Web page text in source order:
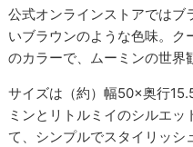
公式オンラインストアではブ
いブラウンのような色味。ク
のカラーで、ムーミンの世界
サイズは（約）幅50×奥行
ミンとリトルミイのシルエ
て、シンプルでスタイリッシ